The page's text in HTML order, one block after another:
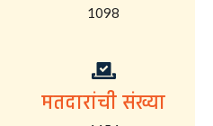
1098
मतदारांची संख्या